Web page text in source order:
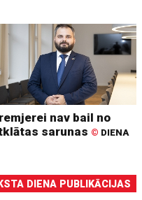
nav bail no
sarunas © DIENA
DIENA PUBLIKĀCIJAS